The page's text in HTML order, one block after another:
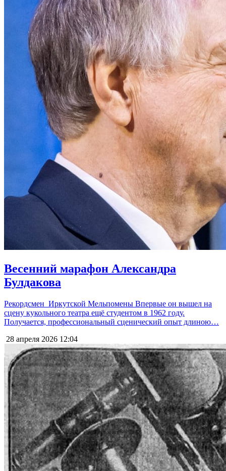
Весенний марафон Александра
Булдакова
Рекордсмен Иркутской Мельпомены Впервые он вышел на
сцену кукольного театра ещё студентом в 1962 году.
Получается, профессиональный сценический опыт длиною…
28 апреля 2026 12:04